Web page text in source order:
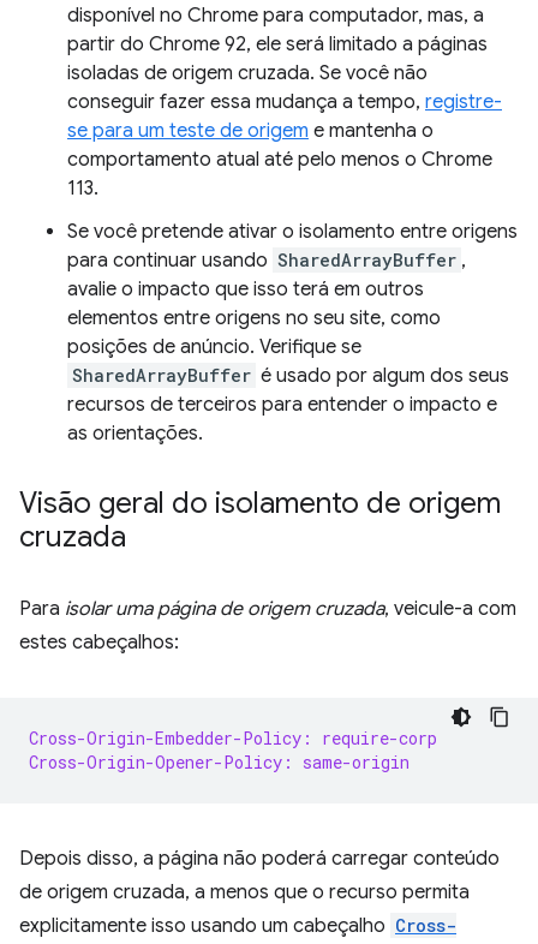
disponível no Chrome para computador, mas, a
partir do Chrome 92, ele será limitado a páginas
isoladas de origem cruzada. Se você não
conseguir fazer essa mudança a tempo, registre-
se para um teste de origem e mantenha o
comportamento atual até pelo menos o Chrome
113.
Se você pretende ativar o isolamento entre origens
para continuar usando SharedArrayBuffer ,
avalie o impacto que isso terá em outros
elementos entre origens no seu site, como
posições de anúncio. Verifique se
SharedArrayBuffer é usado por algum dos seus
recursos de terceiros para entender o impacto e
as orientações.
Visão geral do isolamento de origem
cruzada
Para isolar uma página de origem cruzada, veicule-a com
estes cabeçalhos:
Cross-Origin-Embedder-Policy: require-corp
Cross-Origin-Opener-Policy: same-origin
Depois disso, a página não poderá carregar conteúdo
de origem cruzada, a menos que o recurso permita
explicitamente isso usando um cabeçalho Cross-